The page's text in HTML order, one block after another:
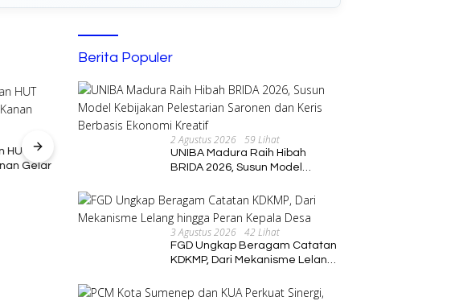
ke-
Gelar
Bupati Tanggamus Dorong
Penguatan Sektor Perikanan
PCM Kota Sumenep dan KUA
Perkuat Sinergi, Siap Hadirkan
Berita Populer
2 Agustus 2026 59 Lihat
UNIBA Madura Raih Hibah
BRIDA 2026, Susun Model
dan Keris Berbasis Ekonomi
Kreatif
3 Agustus 2026 42 Lihat
FGD Ungkap Beragam Catatan
KDKMP, Dari Mekanisme Lelang